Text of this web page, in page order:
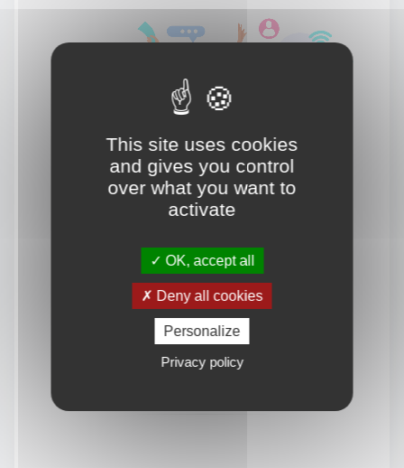
This site uses cookies
and gives you control
over what you want to
activate
OK, accept all
Deny all cookies
Personalize
Privacy policy